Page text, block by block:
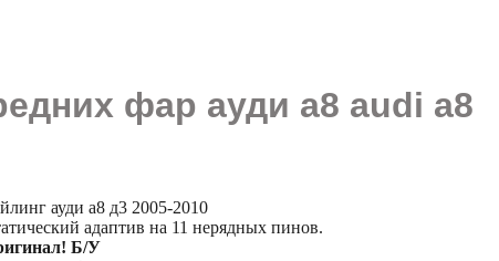
фар ауди а8 audi a8
ауди а8 д3 2005-2010
адаптив на 11 нерядных пинов.
Б/У